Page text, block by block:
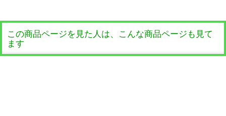
この商品ページを見た人は、こんな商品ページも見て
ます